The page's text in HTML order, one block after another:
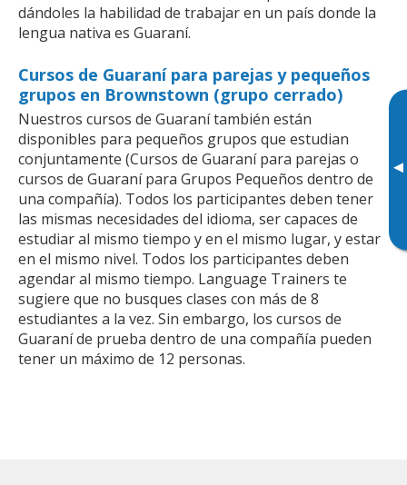
▸
dándoles la habilidad de trabajar en un país donde la
lengua nativa es Guaraní.
Cursos de Guaraní para parejas y pequeños
grupos en Brownstown (grupo cerrado)
Nuestros cursos de Guaraní también están
disponibles para pequeños grupos que estudian
conjuntamente (Cursos de Guaraní para parejas o
cursos de Guaraní para Grupos Pequeños dentro de
una compañía). Todos los participantes deben tener
las mismas necesidades del idioma, ser capaces de
estudiar al mismo tiempo y en el mismo lugar, y estar
en el mismo nivel. Todos los participantes deben
agendar al mismo tiempo. Language Trainers te
sugiere que no busques clases con más de 8
estudiantes a la vez. Sin embargo, los cursos de
Guaraní de prueba dentro de una compañía pueden
tener un máximo de 12 personas.